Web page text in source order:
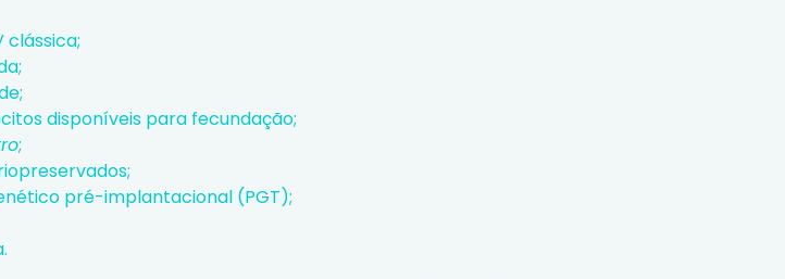
clássica;
disponíveis para fecundação;
;
pré-implantacional (PGT);